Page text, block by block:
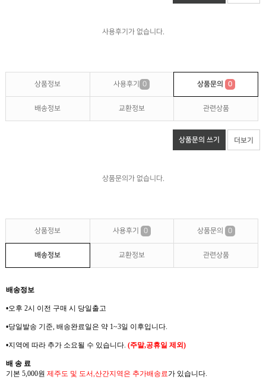
사용후기가 없습니다.
상품정보 사용후기 0 상품문의 0
배송정보 교환정보 관련상품
상품문의 쓰기 더보기
상품문의가 없습니다.
상품정보 사용후기 0 상품문의 0
배송정보 교환정보 관련상품
배송정보
•오후 2시 이전 구매 시 당일출고
•당일발송 기준, 배송완료일은 약 1~3일 이후입니다.
•지역에 따라 추가 소요될 수 있습니다. (주말,공휴일 제외)
배 송 료
기본 5,000원 제주도 및 도서,산간지역은 추가배송료가 있습니다.